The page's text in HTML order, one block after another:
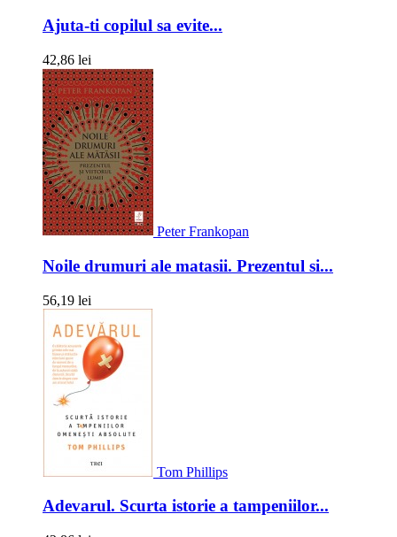
Ajuta-ti copilul sa evite...
42,86 lei
Peter Frankopan
Noile drumuri ale matasii. Prezentul si...
56,19 lei
Tom Phillips
Adevarul. Scurta istorie a tampeniilor...